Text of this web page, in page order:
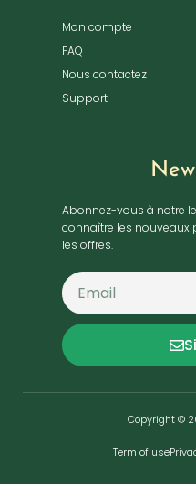
Mon compte
FAQ
Nous contactez
Support
Abonnez-vous à notre
connaître les nouveaux
les offres.
Copyright ©
Term of use